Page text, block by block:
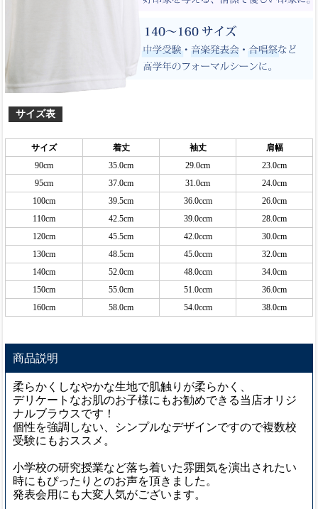
サイズ表
サイズ 着丈 袖丈
肩幅
90cm
35.0cm 29.0cm
23.0cm
95cm
37.0cm 31.0cm
24.0cm
100cm
39.5cm 36.0ccm
26.0cm
110cm
42.5cm 39.0ccm
28.0cm
120cm
45.5cm 42.0ccm
30.0cm
130cm
48.5cm 45.0ccm
32.0cm
140cm
52.0cm 48.0ccm
34.0cm
150cm
55.0cm 51.0ccm
36.0cm
160cm
58.0cm 54.0ccm 38.0cm
商品説明
柔らかくしなやかな生地で肌触りが柔らかく、
デリケートなお肌のお子様にもお勧めできる当店オリジ
ナルブラウスです！
個性を強調しない、シンプルなデザインですので複数校
受験にもおススメ。
小学校の研究授業など落ち着いた雰囲気を演出されたい
時にもぴったりとのお声を頂きました。
発表会用にも大変人気がございます。